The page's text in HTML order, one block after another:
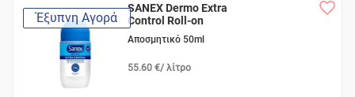
Έξυπνη Αγορά
SANEX Dermo Extra
Control Roll-on
Αποσμητικό 50ml
55.60 €/ λίτρο